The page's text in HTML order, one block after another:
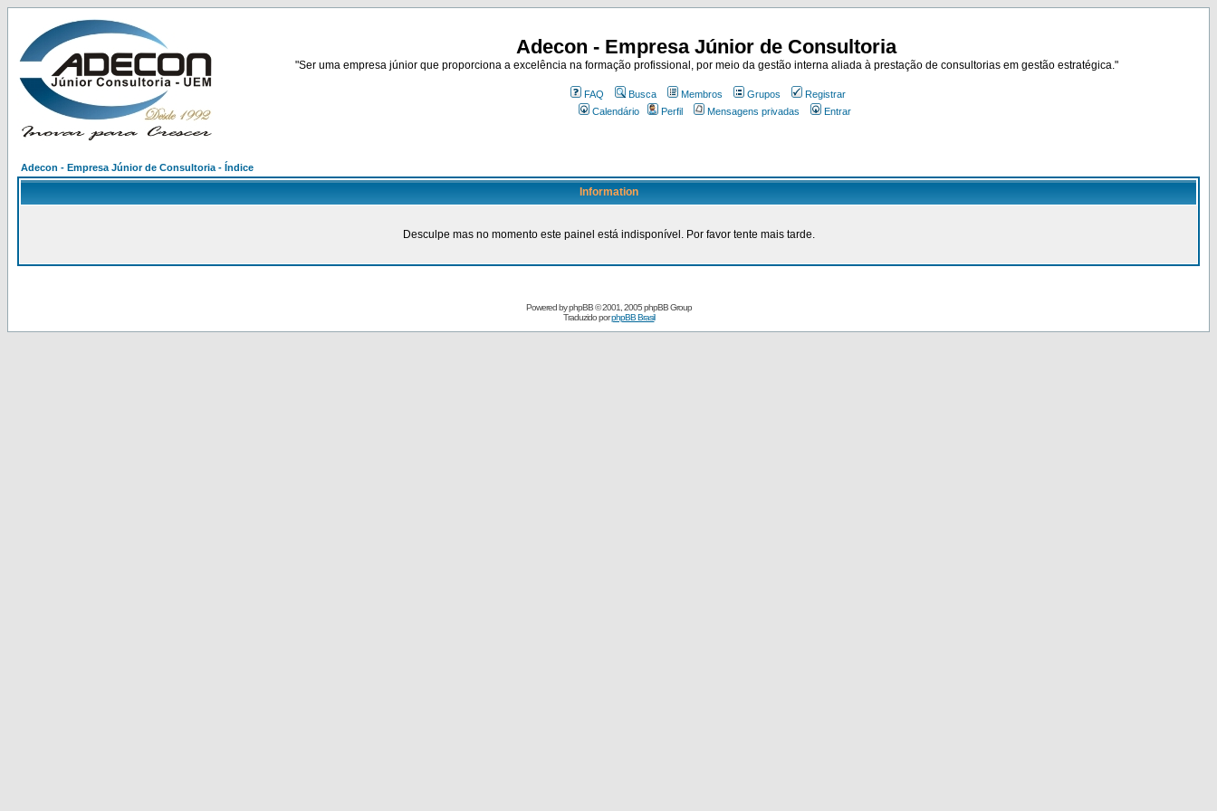
Adecon - Empresa Júnior de Consultoria
"Ser uma empresa júnior que proporciona a excelência na formação profissional, por meio da gestão interna aliada à prestação de consultorias em gestão estratégica."
FAQ Busca Membros Grupos
Registrar
Calendário
Perfil Mensagens privadas Entrar
Adecon - Empresa Júnior de Consultoria - Índice
Information
Desculpe mas no momento este painel está indisponível. Por favor tente mais tarde.
Powered byphpBB© 2001, 2005 phpBB Group
Traduzido porphpBB Brasil